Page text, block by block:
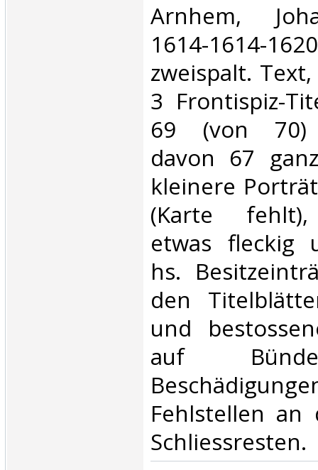
‎Arnhem,
1614-1614-
zweispalt.
3 Frontispiz-
69 (von 70)
davon 67
kleinere
(Karte fehlt),
etwas fleckig
hs.
den
und
auf
Fehlstellen an
Schliessresten.‎